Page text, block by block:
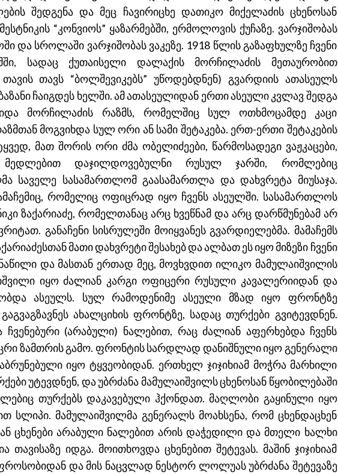
შედგენა და მეც ჩავირიცხე დათიკო მიქელაძის ცხენოსან
“კონვიოს” ყაზარმებში, ერმოლოვის ქუჩაზე. ვარჯიშობას
და სროლაში ვარჯიშობას ვაკეზე. 1918 წლის გაზაფხულზე ჩვენი
სადაც ქუთაისელი დალაქის მორჩილაძის მეთაურობით
თავს “ბოლშევიკებს” უწოდებდნენ) გვარდიის ათასეულს
ჩაიგდეს ხელში. ამ ათასეულიდან ერთი ასეული კვლავ შედგა
მორჩილაძის რაზმს, რომელშიც სულ ოთხმოცამდე კაცი
მოგვიხდა სულ ორი ან სამი შეტაკება. ერთ-ერთი შეტაკების
მათ შორის ორი ძმა ობელიძეები, წარმოსადეგი ვაჟკაცები,
დაჯილდოვებულნი რუსულ ჯარში, რომლებიც
საველე სასამართლომ გაასამართლა და დახვრეტა მიუსაჯა.
რომელიც ოფიცრად იყო ჩვენს ასეულში. სასამართლოს
ზაქარიაძე, რომელთანაც არც ხვეწნამ და არც დარწმუნებამ არ
განაჩენი სისრულეში მოიყვანეს გვარდიელებმა. მამაჩემს
მათი დახვრეტი შესახებ და ალბათ ეს იყო მიზეზი ჩვენი
და მასთან ერთად მეც, მოვხვდით ილიკო მამულაიშვილის
იყო ძალიან კარგი ოფიცერი რუსული კავალერიიდან და
ასეულს. სულ რამოდენიმე ასეული მზად იყო ფრონტზე
ახალციხის ფრონტზე, სადაც თურქები გვიტევდნენ.
ჩვენებური (არაბული) ნალებით, რაც ძალიან აფერხებდა ჩვენს
ზამთრის გამო. ფრონტის სარდლად დანიშნული იყო გენერალი
იყო ტყვეობიდან. ერთხელ ჯიჯიხიამ მოჭრა მარხილი
უტევდნენ, და უბრძანა მამულაიშვილს ცხენოსან წყობილებაში
თურქებს დაკავებული ჰქონდათ. მაღლობი გაყინული იყო
სლიპი. მამულაიშვილმა გენერალს მოახსენა, რომ ცხენდაცხენ
ცხენები არაბული ნალებით არის დაჭედილი და მთელი ხალხი
თავისაზე იდგა. მოითხოვდა ცხენებით შეტევას. მაშინ ჯიჯიხიამ
და მის ნაცვლად ნესტორ ლოლუას უბრძანა შეტევაზე